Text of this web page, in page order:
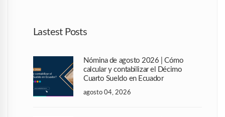
Lastest Posts
Nómina de agosto 2026 | Cómo
calcular y contabilizar el Décimo
Cuarto Sueldo en Ecuador
agosto 04, 2026